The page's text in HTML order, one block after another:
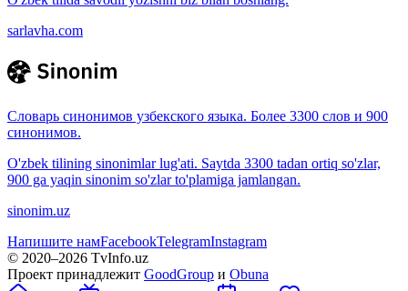
sarlavha.com
Словарь синонимов узбекского языка. Более 3300 слов и 900
синонимов.
O'zbek tilining sinonimlar lug'ati. Saytda 3300 tadan ortiq so'zlar,
900 ga yaqin sinonim so'zlar to'plamiga jamlangan.
sinonim.uz
Напишите намFacebookTelegramInstagram
© 2020–2026 TvInfo.uz
Проект принадлежит GoodGroup и Obuna